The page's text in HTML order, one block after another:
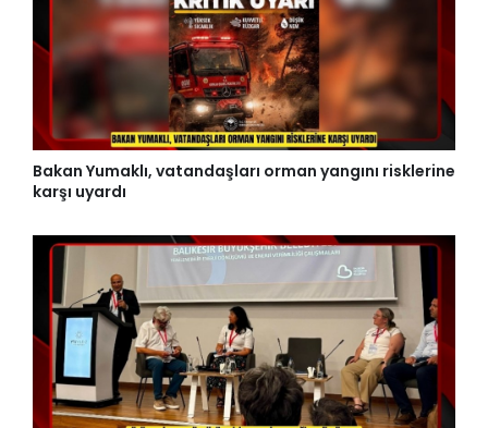
Bakan Yumaklı, vatandaşları orman yangını risklerine
karşı uyardı